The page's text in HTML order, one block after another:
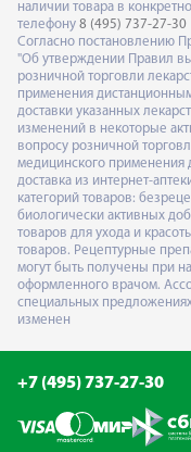
наличии товара в
телефону 8 (495) 737-27-30
Согласно постановлению
"Об утверждении Правил
розничной торговли
применения
доставки указанных
изменений в некоторые
вопросу розничной
медицинского применения
доставка из интернет-
категорий товаров:
биологически активных
товаров для ухода и
товаров. Рецептурные
могут быть получены при
оформленного врачом.
специальных
изменен
+7 (495) 737-27-30